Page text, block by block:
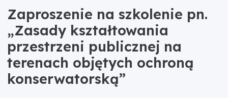
Zaproszenie na szkolenie pn.
„Zasady kształtowania
przestrzeni publicznej na
terenach objętych ochroną
konserwatorską”